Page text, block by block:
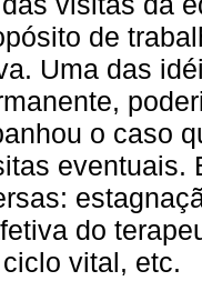
de
Uma das
o caso
eventuais.
do
vital, etc.